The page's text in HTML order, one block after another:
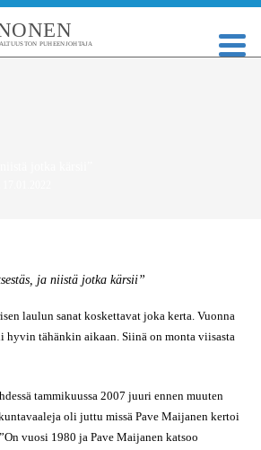
PUHEENJOHTAJA
ja niistä jotka kärsii”
laulun sanat koskettavat joka kerta. Vuonna
tähänkin aikaan. Siinä on monta viisasta
tammikuussa 2007 juuri ennen muuten
oli juttu missä Pave Maijanen kertoi
vuosi 1980 ja Pave Maijanen katsoo